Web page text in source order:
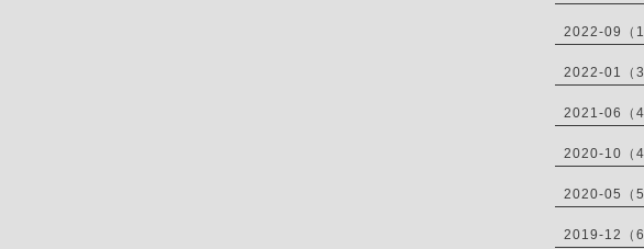
2022-09（1
2022-01（3
2021-06（4
2020-10（4
2020-05（5
2019-12（6